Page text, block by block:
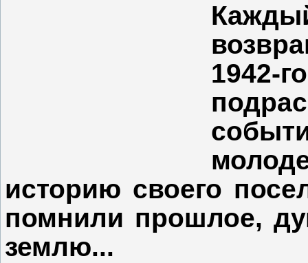
1942-
историю своего
помнили прошлое,
землю...